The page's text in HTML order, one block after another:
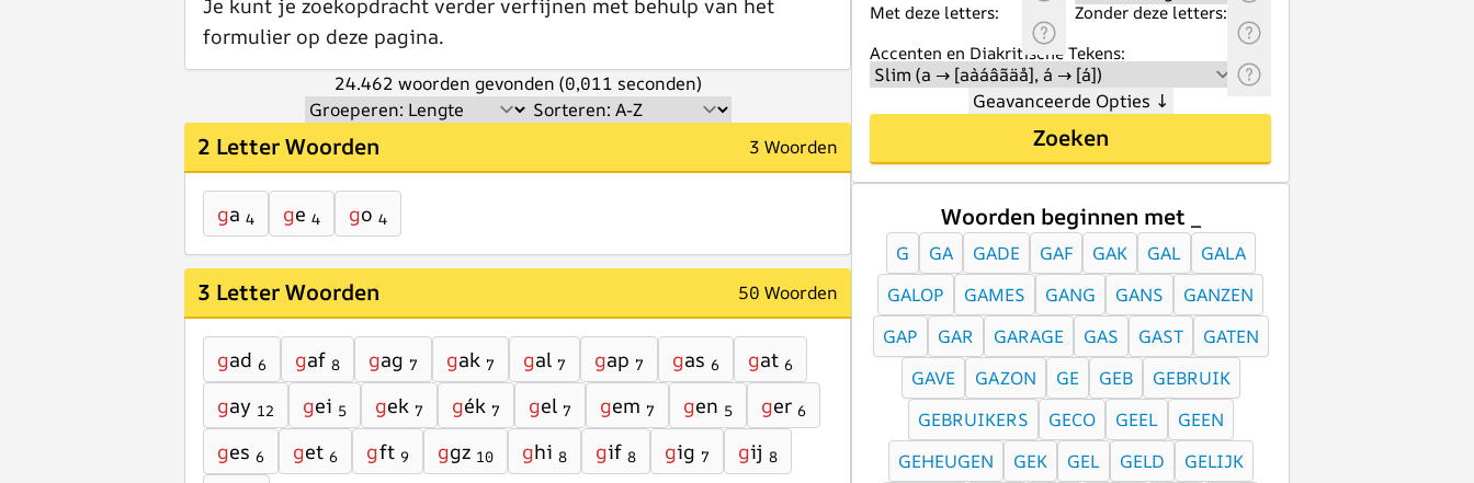
Je kunt je zoekopdracht verder verfijnen met behulp van het
formulier op deze pagina.
24.462 woorden gevonden (0,011 seconden)
2 Letter Woorden 3 Woorden
ga 4 ge 4 go 4
3 Letter Woorden 50 Woorden
gad 6 gaf 8 gag 7 gak 7 gal 7 gap 7 gas 6 gat 6
gay 12 gei 5 gek 7 gék 7 gel 7 gem 7 gen 5 ger 6
ges 6 get 6 gft 9 ggz 10 ghi 8 gif 8 gig 7 gij 8
Met deze letters:
Zonder deze letters:
Accenten en Diakritische Tekens:
Geavanceerde Opties ↓
Zoeken
Woorden beginnen met _
G GA GADE GAF GAK GAL
GALA
GALOP
GAMES GANG GANS
GANZEN
GAP
GAR GARAGE GAS GAST
GATEN
GAVE
GAZON GE GEB
GEBRUIK
GEBRUIKERS
GECO GEEL
GEEN
GEHEUGEN
GEK GEL GELD
GELIJK